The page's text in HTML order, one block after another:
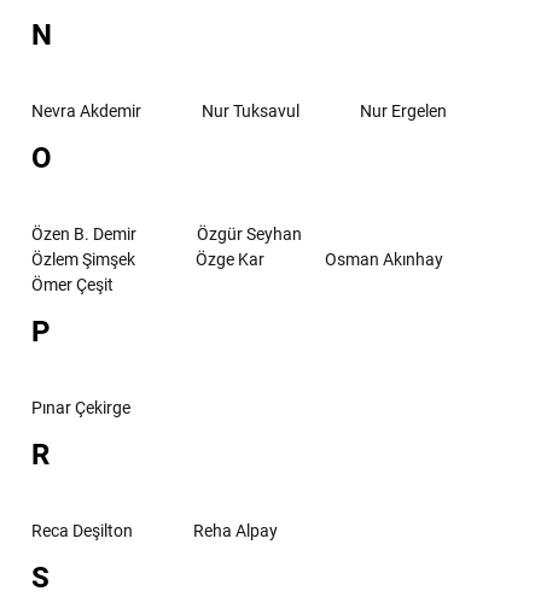
N
Nevra Akdemir Nur Tuksavul Nur Ergelen
O
Özen B. Demir
Özgür Seyhan
Özlem Şimşek
Özge Kar
Osman Akınhay
Ömer Çeşit
P
Pınar Çekirge
R
Reca Deşilton Reha Alpay
S